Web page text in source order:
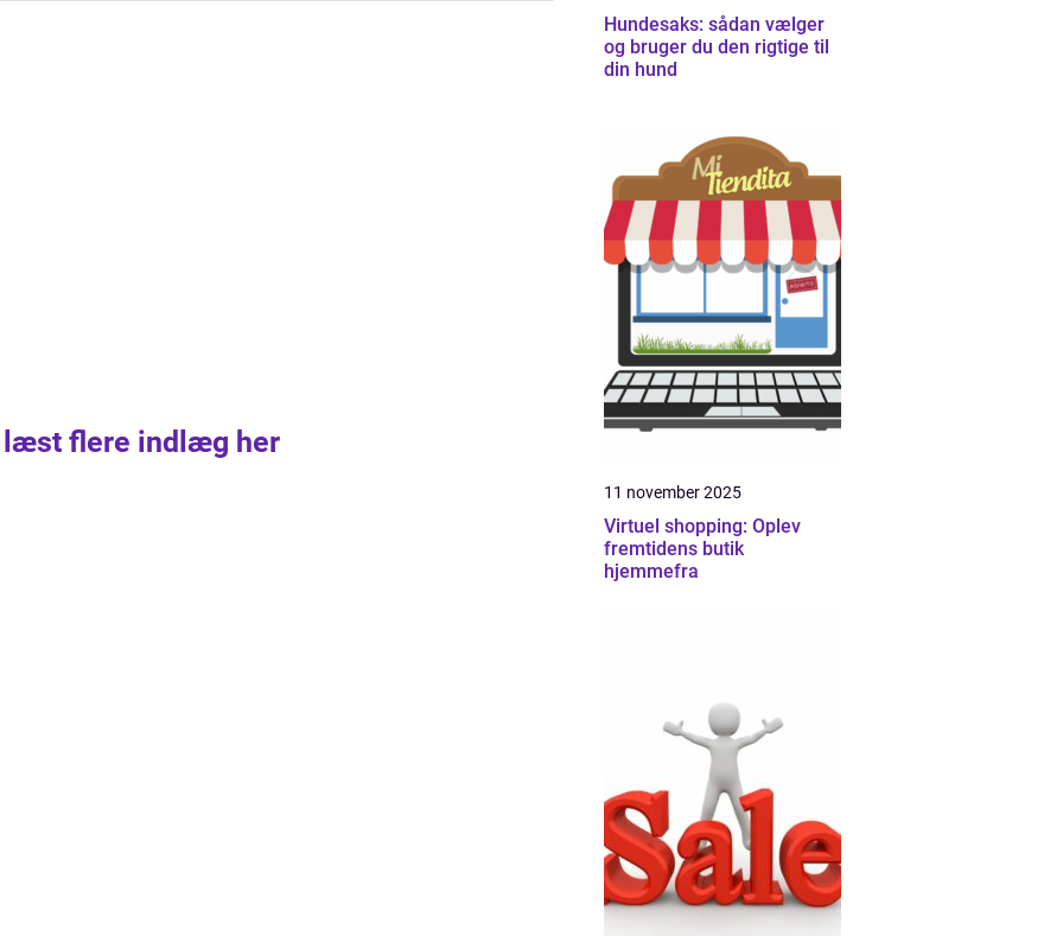
læst flere indlæg her
Hundesaks: sådan vælger
og bruger du den rigtige til
din hund
11 november 2025
Virtuel shopping: Oplev
fremtidens butik
hjemmefra